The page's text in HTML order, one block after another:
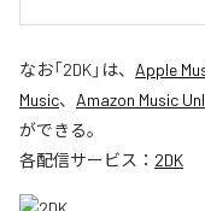
なお「2DK」は、 Apple
Music、 Amazon Music
ができる。
各配信サービス： 2DK